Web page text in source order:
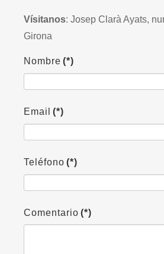
Vísitanos: Josep Clarà Ayats,
Girona
Nombre (*)
Email (*)
Teléfono (*)
Comentario (*)